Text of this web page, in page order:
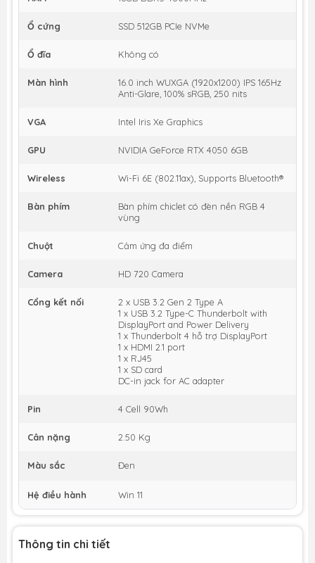
Ổ cứng SSD 512GB PCIe NVMe
Ổ đĩa Không có
Màn hình
16.0 inch WUXGA (1920x1200) IPS 165Hz
Anti-Glare, 100% sRGB, 250 nits
VGA Intel Iris Xe Graphics
GPU NVIDIA GeForce RTX 4050 6GB
Wireless Wi-Fi 6E (802.11ax), Supports Bluetooth®
Bàn phím
Bàn phím chiclet có đèn nền RGB 4
vùng
Chuột Cảm ứng đa điểm
Camera HD 720 Camera
Cổng kết nối
2 x USB 3.2 Gen 2 Type A
1 x USB 3.2 Type-C Thunderbolt with
DisplayPort and Power Delivery
1 x Thunderbolt 4 hỗ trợ DisplayPort
1 x HDMI 2.1 port
1 x RJ45
1 x SD card
DC-in jack for AC adapter
Pin 4 Cell 90Wh
Cân nặng 2.50 Kg
Màu sắc Đen
Hệ điều hành Win 11
Thông tin chi tiết